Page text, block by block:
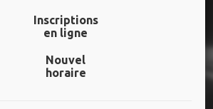
SPECTACLES
Inscriptions
en ligne
Nouvel
horaire